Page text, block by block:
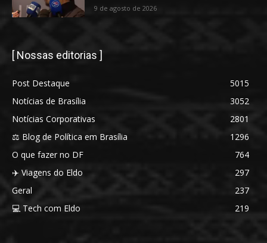
9 de agosto de 2026
[ Nossas editorias ]
Post Destaque
5015
Notícias de Brasília
3052
Notícias Corporativas
2801
⚖️ Blog de Política em Brasília
1296
O que fazer no DF
764
✈️ Viagens do Eldo
297
Geral
237
💻 Tech com Eldo
219